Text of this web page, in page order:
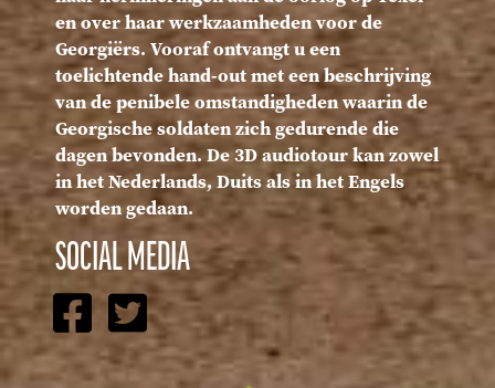
en over haar werkzaamheden voor de
Georgiërs. Vooraf ontvangt u een
toelichtende hand-out met een beschrijving
van de penibele omstandigheden waarin de
Georgische soldaten zich gedurende die
dagen bevonden. De 3D audiotour kan zowel
in het Nederlands, Duits als in het Engels
worden gedaan.
SOCIAL MEDIA